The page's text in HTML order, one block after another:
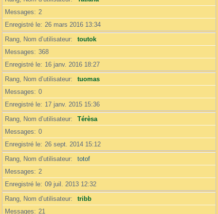
Messages
2
Enregistré le 26 mars 2016 13:34
Rang, Nom d’utilisateur
toutok
Messages
368
Enregistré le
16 janv. 2016 18:27
Rang, Nom d’utilisateur
tuomas
Messages
0
Enregistré le
17 janv. 2015 15:36
Rang, Nom d’utilisateur
Térèsa
Messages
0
Enregistré le 26 sept. 2014 15:12
Rang, Nom d’utilisateur
totof
Messages
2
Enregistré le 09 juil. 2013 12:32
Rang, Nom d’utilisateur
tribb
Messages
21